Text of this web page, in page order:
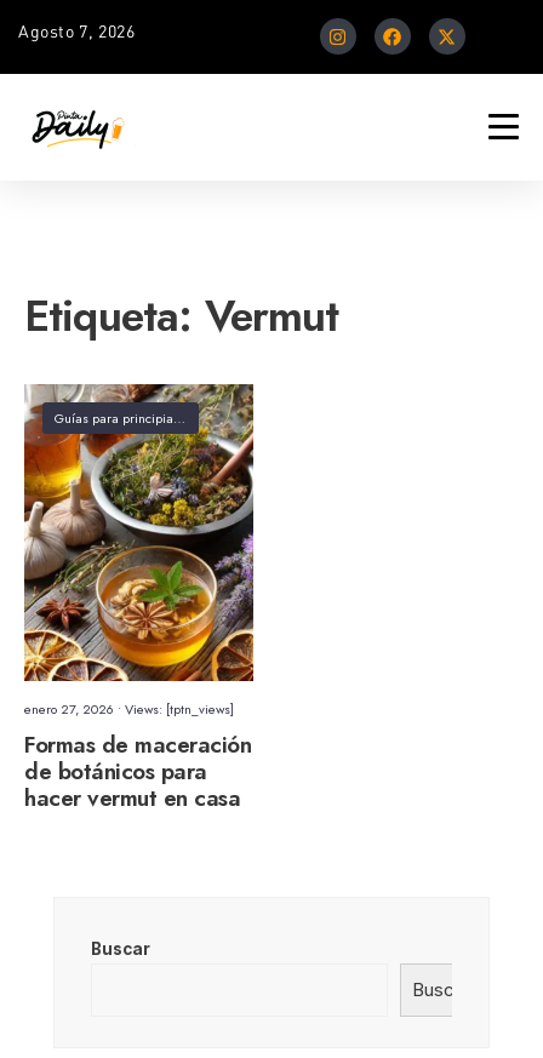
Agosto 7, 2026
Etiqueta: Vermut
Guías para principiantes
enero 27, 2026 • Views: [tptn_views]
Formas de maceración
de botánicos para
hacer vermut en casa
Buscar
Buscar